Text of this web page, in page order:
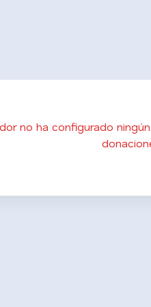
no ha configurado